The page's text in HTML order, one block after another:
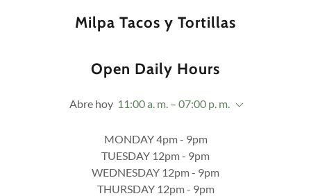
Milpa Tacos y Tortillas
Open Daily Hours
Abre hoy 11:00 a. m. – 07:00 p. m.
MONDAY 4pm - 9pm
TUESDAY 12pm - 9pm
WEDNESDAY 12pm - 9pm
THURSDAY 12pm - 9pm